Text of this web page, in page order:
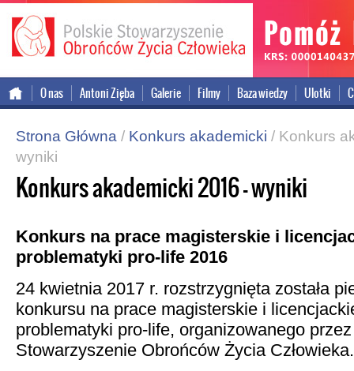
version
O nas Antoni Zięba Galerie Filmy Baza wiedzy Ulotki
Strona Główna / Konkurs akademicki / Konkurs
wyniki
Konkurs akademicki 2016 – wyniki
Konkurs na prace magisterskie i
problematyki pro-life 2016
24 kwietnia 2017 r. rozstrzygnięta została
konkursu na prace magisterskie i
problematyki pro-life, organizowanego
Stowarzyszenie Obrońców Życia Człowieka.